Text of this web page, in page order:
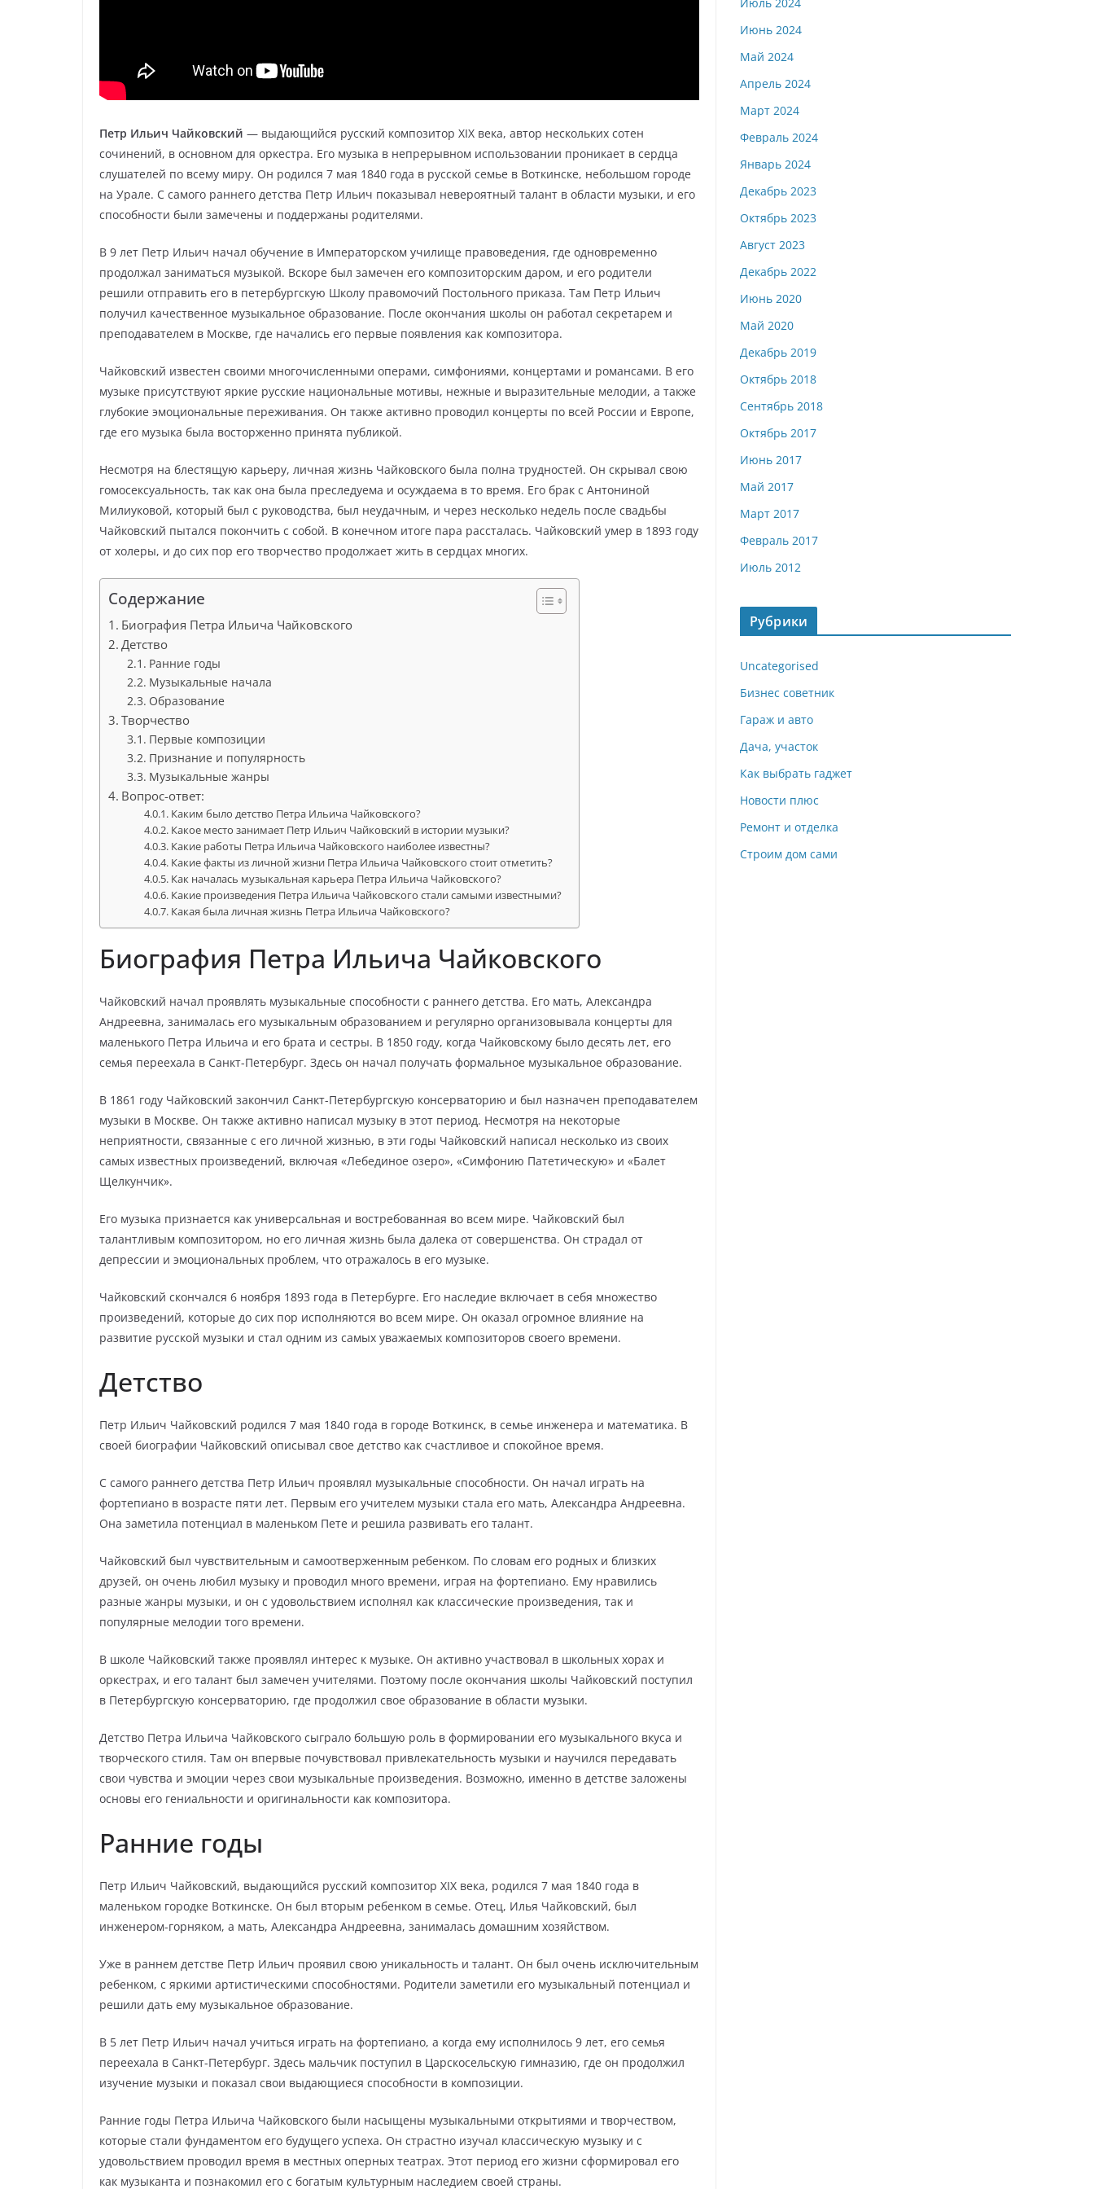
Петр Ильич Чайковский — выдающийся русский композитор XIX века, автор нескольких сотен
сочинений, в основном для оркестра. Его музыка в непрерывном использовании проникает в сердца
слушателей по всему миру. Он родился 7 мая 1840 года в русской семье в Воткинске, небольшом городе
на Урале. С самого раннего детства Петр Ильич показывал невероятный талант в области музыки, и его
способности были замечены и поддержаны родителями.
В 9 лет Петр Ильич начал обучение в Императорском училище правоведения, где одновременно
продолжал заниматься музыкой. Вскоре был замечен его композиторским даром, и его родители
решили отправить его в петербургскую Школу правомочий Постольного приказа. Там Петр Ильич
получил качественное музыкальное образование. После окончания школы он работал секретарем и
преподавателем в Москве, где начались его первые появления как композитора.
Чайковский известен своими многочисленными операми, симфониями, концертами и романсами. В его
музыке присутствуют яркие русские национальные мотивы, нежные и выразительные мелодии, а также
глубокие эмоциональные переживания. Он также активно проводил концерты по всей России и Европе,
где его музыка была восторженно принята публикой.
Несмотря на блестящую карьеру, личная жизнь Чайковского была полна трудностей. Он скрывал свою
гомосексуальность, так как она была преследуема и осуждаема в то время. Его брак с Антониной
Милиуковой, который был с руководства, был неудачным, и через несколько недель после свадьбы
Чайковский пытался покончить с собой. В конечном итоге пара рассталась. Чайковский умер в 1893 году
от холеры, и до сих пор его творчество продолжает жить в сердцах многих.
Содержание
Биография Петра Ильича Чайковского
Детство
Ранние годы
Музыкальные начала
Образование
Творчество
Первые композиции
Признание и популярность
Музыкальные жанры
Вопрос-ответ:
Каким было детство Петра Ильича Чайковского?
Какое место занимает Петр Ильич Чайковский в истории музыки?
Какие работы Петра Ильича Чайковского наиболее известны?
Какие факты из личной жизни Петра Ильича Чайковского стоит отметить?
Как началась музыкальная карьера Петра Ильича Чайковского?
Какие произведения Петра Ильича Чайковского стали самыми известными?
Какая была личная жизнь Петра Ильича Чайковского?
Биография Петра Ильича Чайковского
Чайковский начал проявлять музыкальные способности с раннего детства. Его мать, Александра
Андреевна, занималась его музыкальным образованием и регулярно организовывала концерты для
маленького Петра Ильича и его брата и сестры. В 1850 году, когда Чайковскому было десять лет, его
семья переехала в Санкт-Петербург. Здесь он начал получать формальное музыкальное образование.
В 1861 году Чайковский закончил Санкт-Петербургскую консерваторию и был назначен преподавателем
музыки в Москве. Он также активно написал музыку в этот период. Несмотря на некоторые
неприятности, связанные с его личной жизнью, в эти годы Чайковский написал несколько из своих
самых известных произведений, включая «Лебединое озеро», «Симфонию Патетическую» и «Балет
Щелкунчик».
Его музыка признается как универсальная и востребованная во всем мире. Чайковский был
талантливым композитором, но его личная жизнь была далека от совершенства. Он страдал от
депрессии и эмоциональных проблем, что отражалось в его музыке.
Чайковский скончался 6 ноября 1893 года в Петербурге. Его наследие включает в себя множество
произведений, которые до сих пор исполняются во всем мире. Он оказал огромное влияние на
развитие русской музыки и стал одним из самых уважаемых композиторов своего времени.
Детство
Петр Ильич Чайковский родился 7 мая 1840 года в городе Воткинск, в семье инженера и математика. В
своей биографии Чайковский описывал свое детство как счастливое и спокойное время.
С самого раннего детства Петр Ильич проявлял музыкальные способности. Он начал играть на
фортепиано в возрасте пяти лет. Первым его учителем музыки стала его мать, Александра Андреевна.
Она заметила потенциал в маленьком Пете и решила развивать его талант.
Чайковский был чувствительным и самоотверженным ребенком. По словам его родных и близких
друзей, он очень любил музыку и проводил много времени, играя на фортепиано. Ему нравились
разные жанры музыки, и он с удовольствием исполнял как классические произведения, так и
популярные мелодии того времени.
В школе Чайковский также проявлял интерес к музыке. Он активно участвовал в школьных хорах и
оркестрах, и его талант был замечен учителями. Поэтому после окончания школы Чайковский поступил
в Петербургскую консерваторию, где продолжил свое образование в области музыки.
Детство Петра Ильича Чайковского сыграло большую роль в формировании его музыкального вкуса и
творческого стиля. Там он впервые почувствовал привлекательность музыки и научился передавать
свои чувства и эмоции через свои музыкальные произведения. Возможно, именно в детстве заложены
основы его гениальности и оригинальности как композитора.
Ранние годы
Петр Ильич Чайковский, выдающийся русский композитор XIX века, родился 7 мая 1840 года в
маленьком городке Воткинске. Он был вторым ребенком в семье. Отец, Илья Чайковский, был
инженером-горняком, а мать, Александра Андреевна, занималась домашним хозяйством.
Уже в раннем детстве Петр Ильич проявил свою уникальность и талант. Он был очень исключительным
ребенком, с яркими артистическими способностями. Родители заметили его музыкальный потенциал и
решили дать ему музыкальное образование.
В 5 лет Петр Ильич начал учиться играть на фортепиано, а когда ему исполнилось 9 лет, его семья
переехала в Санкт-Петербург. Здесь мальчик поступил в Царскосельскую гимназию, где он продолжил
изучение музыки и показал свои выдающиеся способности в композиции.
Ранние годы Петра Ильича Чайковского были насыщены музыкальными открытиями и творчеством,
которые стали фундаментом его будущего успеха. Он страстно изучал классическую музыку и с
удовольствием проводил время в местных оперных театрах. Этот период его жизни сформировал его
как музыканта и познакомил его с богатым культурным наследием своей страны.
Июнь 2024
Май 2024
Апрель 2024
Март 2024
Февраль 2024
Январь 2024
Декабрь 2023
Октябрь 2023
Август 2023
Декабрь 2022
Июнь 2020
Май 2020
Декабрь 2019
Октябрь 2018
Сентябрь 2018
Октябрь 2017
Июнь 2017
Май 2017
Март 2017
Февраль 2017
Июль 2012
Рубрики
Uncategorised
Бизнес советник
Гараж и авто
Дача, участок
Как выбрать гаджет
Новости плюс
Ремонт и отделка
Строим дом сами